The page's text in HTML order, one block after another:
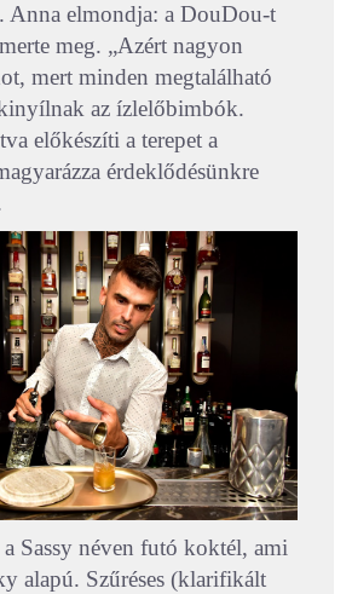
Anna elmondja: a DouDou-t
meg. „Azért nagyon
mert minden megtalálható
az ízlelőbimbók.
előkészíti a terepet a
érdeklődésünkre
Sassy néven futó koktél, ami
alapú. Szűréses (klarifikált